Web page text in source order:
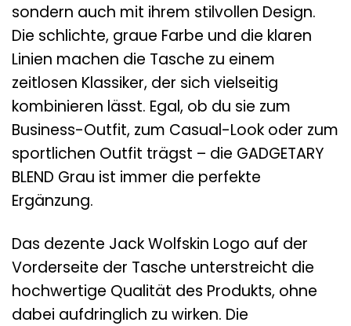
sondern auch mit ihrem stilvollen Design.
Die schlichte, graue Farbe und die klaren
Linien machen die Tasche zu einem
zeitlosen Klassiker, der sich vielseitig
kombinieren lässt. Egal, ob du sie zum
Business-Outfit, zum Casual-Look oder zum
sportlichen Outfit trägst – die GADGETARY
BLEND Grau ist immer die perfekte
Ergänzung.
Das dezente Jack Wolfskin Logo auf der
Vorderseite der Tasche unterstreicht die
hochwertige Qualität des Produkts, ohne
dabei aufdringlich zu wirken. Die